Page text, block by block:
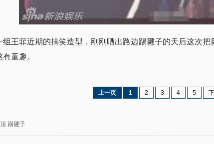
组王菲近期的搞笑造型，刚刚晒出路边踢毽子的天后这次
童趣。
上一页 1 2 3 4 5
踢毽子